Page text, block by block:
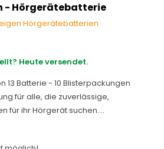
- Hörgerätebatterie
Hörgerätebatterien
Heute versendet.
13 Batterie - 10 Blisterpackungen
für alle, die zuverlässige,
für ihr Hörgerät suchen....